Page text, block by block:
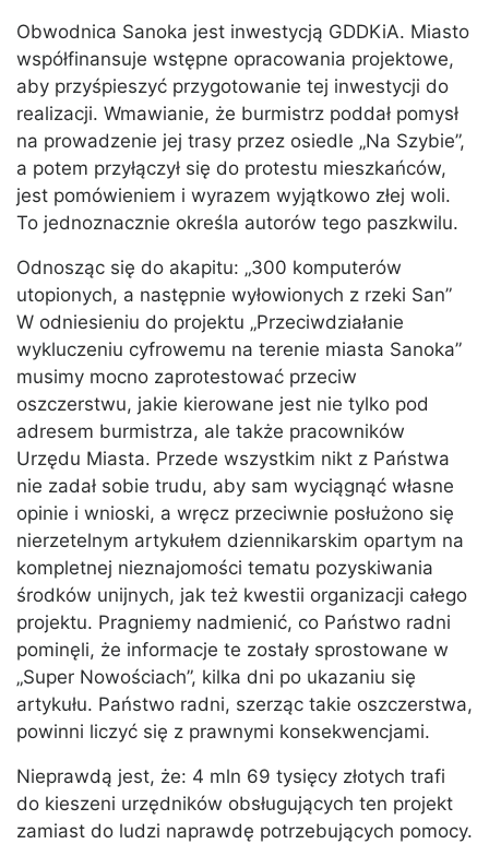
Obwodnica Sanoka jest inwestycją GDDKiA. Miasto
współfinansuje wstępne opracowania projektowe,
aby przyśpieszyć przygotowanie tej inwestycji do
realizacji. Wmawianie, że burmistrz poddał pomysł
na prowadzenie jej trasy przez osiedle „Na Szybie”,
a potem przyłączył się do protestu mieszkańców,
jest pomówieniem i wyrazem wyjątkowo złej woli.
To jednoznacznie określa autorów tego paszkwilu.
Odnosząc się do akapitu: „300 komputerów
utopionych, a następnie wyłowionych z rzeki San”
W odniesieniu do projektu „Przeciwdziałanie
wykluczeniu cyfrowemu na terenie miasta Sanoka”
musimy mocno zaprotestować przeciw
oszczerstwu, jakie kierowane jest nie tylko pod
adresem burmistrza, ale także pracowników
Urzędu Miasta. Przede wszystkim nikt z Państwa
nie zadał sobie trudu, aby sam wyciągnąć własne
opinie i wnioski, a wręcz przeciwnie posłużono się
nierzetelnym artykułem dziennikarskim opartym na
kompletnej nieznajomości tematu pozyskiwania
środków unijnych, jak też kwestii organizacji całego
projektu. Pragniemy nadmienić, co Państwo radni
pominęli, że informacje te zostały sprostowane w
„Super Nowościach”, kilka dni po ukazaniu się
artykułu. Państwo radni, szerząc takie oszczerstwa,
powinni liczyć się z prawnymi konsekwencjami.
Nieprawdą jest, że: 4 mln 69 tysięcy złotych trafi
do kieszeni urzędników obsługujących ten projekt
zamiast do ludzi naprawdę potrzebujących pomocy.